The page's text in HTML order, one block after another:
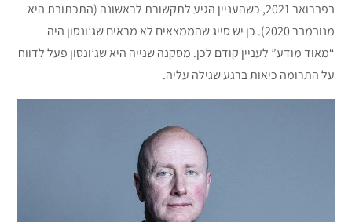
בפברואר 2021, כשהעניין הגיע לתקשורת לראשונה (התכתובת היא
מנובמבר 2020). כן יש סייג שהממצאים לא מראים שג’ונסון היה
“מאוד מודע” לעניין קודם לכן. מסקנה שנייה היא שג’ונסון פעל לדווח
על התרומה כיאות ברגע שגילה עליה.